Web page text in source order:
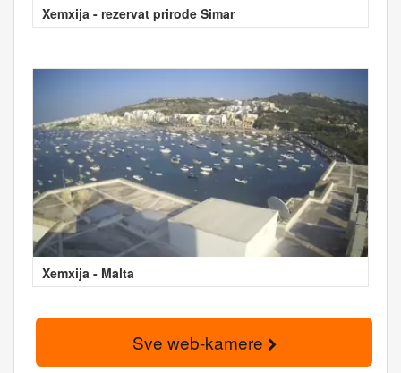
Xemxija - rezervat prirode Simar
Xemxija - Malta
Sve web-kamere